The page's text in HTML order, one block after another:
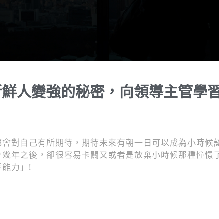
人變強的秘密，向領導主管學
對自己有所期待，期待未來有朝一日可以成為小時候
年之後，卻很容易卡關又或者是放棄小時候那種憧憬
力」!